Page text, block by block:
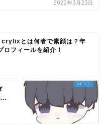
2022年3月23日
crylixとは何者で素顔は？年
ロフィールを紹介！